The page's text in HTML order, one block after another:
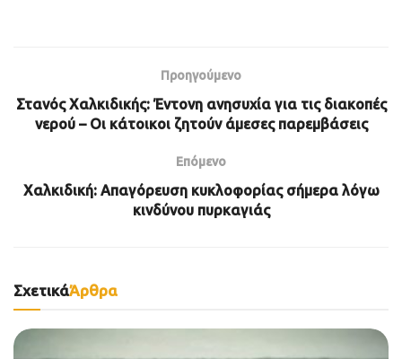
Προηγούμενο
Στανός Χαλκιδικής: Έντονη ανησυχία για τις διακοπές
νερού – Οι κάτοικοι ζητούν άμεσες παρεμβάσεις
Επόμενο
Χαλκιδική: Απαγόρευση κυκλοφορίας σήμερα λόγω
κινδύνου πυρκαγιάς
ΣχετικάΆρθρα